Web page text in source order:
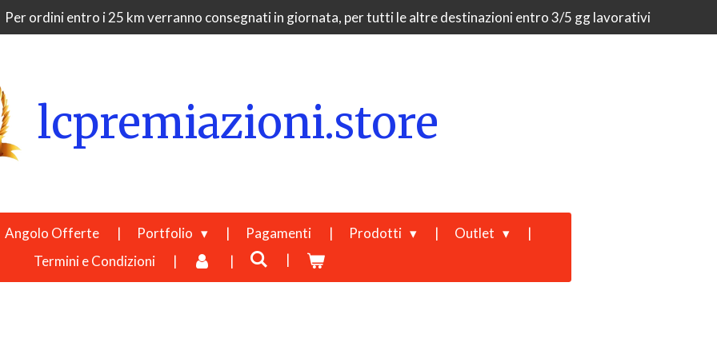
Per ordini entro i 25 km verranno consegnati in giornata, per tutti le altre destinazioni entro 3/5 gg lavorativi
lcpremiazioni.store
Angolo Offerte Portfolio Pagamenti Prodotti
Outlet
Termini e Condizioni